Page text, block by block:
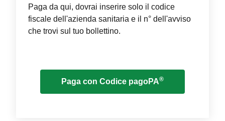
Paga da qui, dovrai inserire solo il codice
fiscale dell'azienda sanitaria e il n° dell'avviso
che trovi sul tuo bollettino.
Paga con Codice pagoPA®